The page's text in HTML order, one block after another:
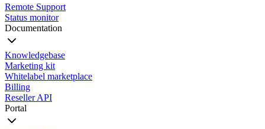
Remote Support
Status monitor
Documentation
Knowledgebase
Marketing kit
Whitelabel marketplace
Billing
Reseller API
Portal